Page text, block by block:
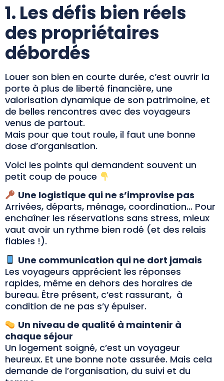
1. Les défis bien réels
des propriétaires
débordés
Louer son bien en courte durée, c’est ouvrir la
porte à plus de liberté financière, une
valorisation dynamique de son patrimoine, et
de belles rencontres avec des voyageurs
venus de partout.
Mais pour que tout roule, il faut une bonne
dose d’organisation.
Voici les points qui demandent souvent un
petit coup de pouce
Une logistique qui ne s’improvise pas
Arrivées, départs, ménage, coordination… Pour
enchaîner les réservations sans stress, mieux
vaut avoir un rythme bien rodé (et des relais
fiables !).
Une communication qui ne dort jamais
Les voyageurs apprécient les réponses
rapides, même en dehors des horaires de
bureau. Être présent, c’est rassurant, à
condition de ne pas s’y épuiser.
Un niveau de qualité à maintenir à
chaque séjour
Un logement soigné, c’est un voyageur
heureux. Et une bonne note assurée. Mais cela
demande de l’organisation, du suivi et du